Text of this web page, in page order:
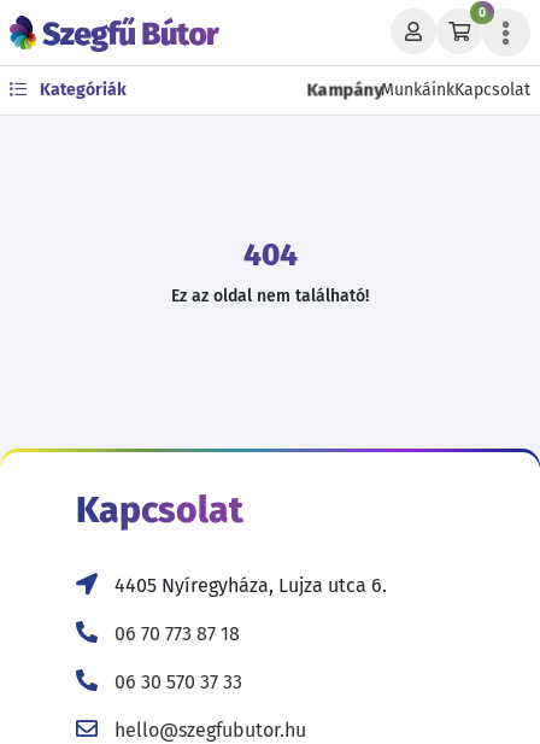
0
Kategóriák KampányMunkáinkKapcsolat
404
Ez az oldal nem található!
Kapcsolat
4405 Nyíregyháza, Lujza utca 6.
06 70 773 87 18
06 30 570 37 33
hello@szegfubutor.hu